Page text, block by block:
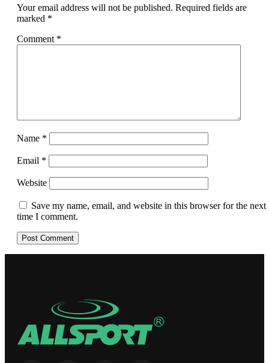
Your email address will not be published. Required fields are
marked *
Comment *
Name *
Email *
Website
Save my name, email, and website in this browser for the next
time I comment.